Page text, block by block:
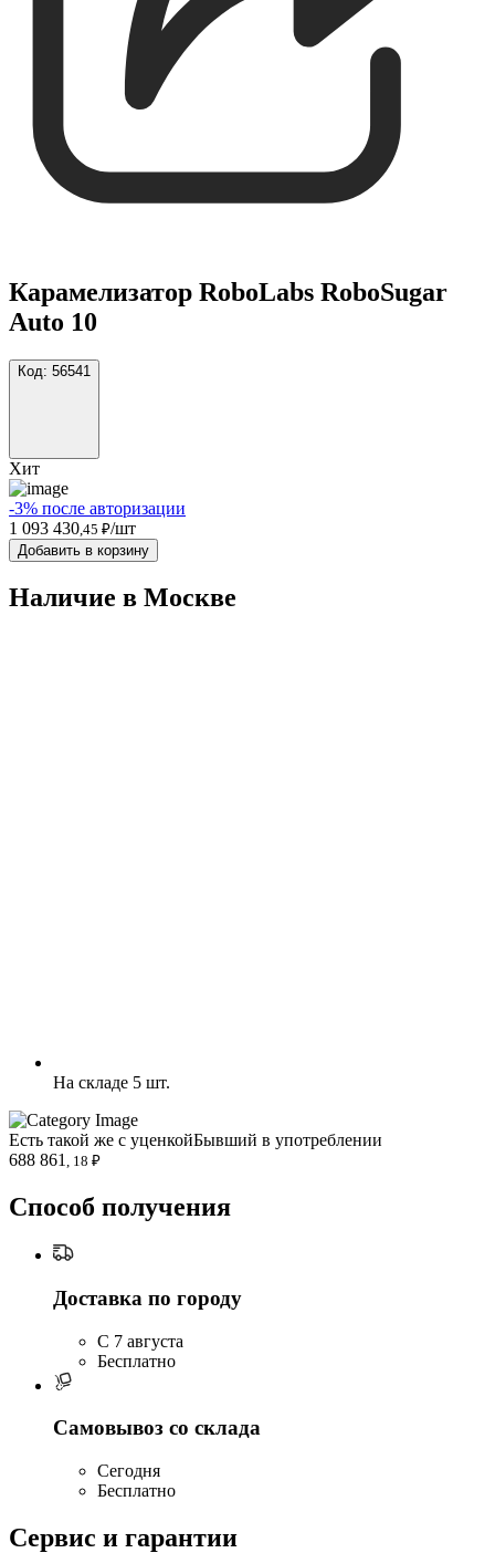
Карамелизатор RoboLabs RoboSugar
Auto 10
Код: 56541
Хит
-3% после авторизации
1 093 430 ,45 ₽/шт
Добавить в корзину
Наличие в Москвe
На складе 5 шт.
Есть такой же с уценкойБывший в употреблении
688 861 , 18 ₽
Способ получения
Доставка по городу
C 7 августа
Бесплатно
Самовывоз со склада
Сегодня
Бесплатно
Сервис и гарантии